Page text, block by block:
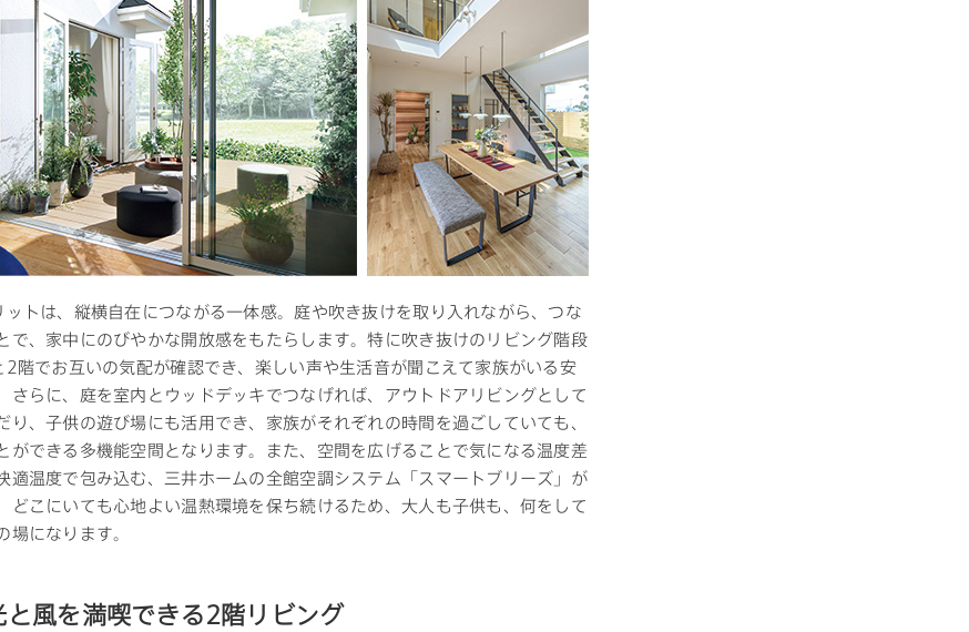
店舗併用住宅 多世帯住宅 別荘・リゾートハウス
イベント情報 ご相談デスク
トは、縦横自在につながる一体感。庭や吹き抜けを取り入れながら、つな
で、家中にのびやかな開放感をもたらします。特に吹き抜けのリビング階段
階でお互いの気配が確認でき、楽しい声や生活音が聞こえて家族がいる安
さらに、庭を室内とウッドデッキでつなげれば、アウトドアリビングとして
り、子供の遊び場にも活用でき、家族がそれぞれの時間を過ごしていても、
ができる多機能空間となります。また、空間を広げることで気になる温度差
適温度で包み込む、三井ホームの全館空調システム「スマートブリーズ」が
どこにいても心地よい温熱環境を保ち続けるため、大人も子供も、何をして
になります。
風を満喫できる2階リビング